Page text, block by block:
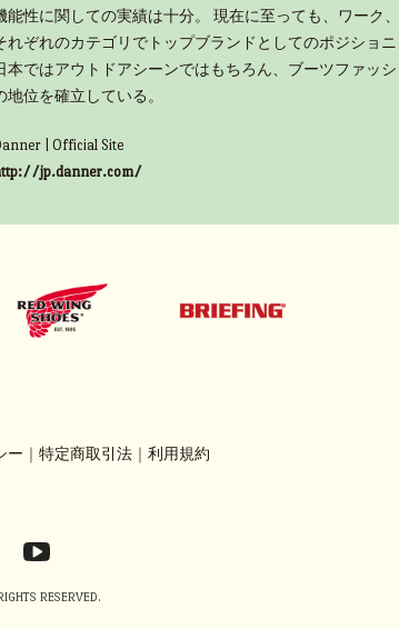
能性に関しての実績は十分。 現在に至っても、ワーク
れぞれのカテゴリでトップブランドとしてのポジショニ
本ではアウトドアシーンではもちろん、ブーツファッ
地位を確立している。
| Official Site
jp.danner.com/
ー 特定商取引法 利用規約
RESERVED.